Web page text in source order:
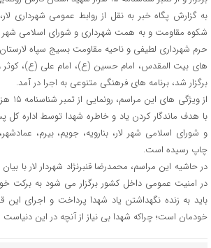
به گزارش پگاه خبر به نقل از روابط عمومی شهرداری
شکوه مقاومت و به همت شهرداری و شورای اسلامی شهر
حرم شهرداری لطیفی و ناحیه مقاومت بسیج سپاه
های بیت المقدس، امام حسین (ع)، امام علی (ع)، کوثر
برگزار شد، برنامه های فرهنگی متنوعی به اجرا در آمد.
از
با هدف ماندگار کردن یاد و خاطره شهدا توسط اداره
و شورای اسلامی شهر لار، بنارویه، جویم، بیرم،
چاپ رسیده است.
در حاشیه این مراسم، محمدرضا قنبرنژاد شهردار لار با
در امنیت عمومی داخل کشور برگزار می شود به برکت
باید به زنده نگهداشتن یاد شهدا پرداخت و اجرای این
خودمان است؛ چراکه شهدا بی نیاز از آنچه در این